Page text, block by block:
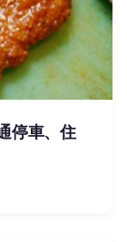
停車、住